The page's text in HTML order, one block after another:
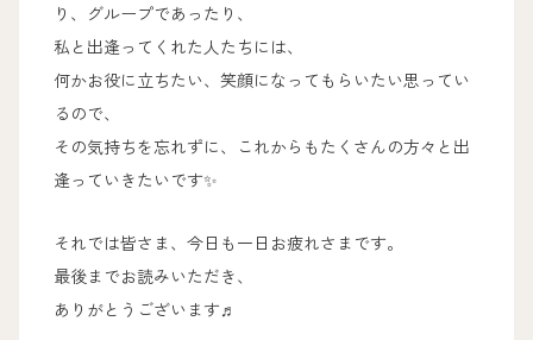
り、グループであったり、
私と出逢ってくれた人たちには、
何かお役に立ちたい、笑顔になってもらいたい思ってい
るので、
その気持ちを忘れずに、これからもたくさんの方々と出
逢っていきたいです✨
それでは皆さま、今日も一日お疲れさまです。
最後までお読みいただき、
ありがとうございます♬